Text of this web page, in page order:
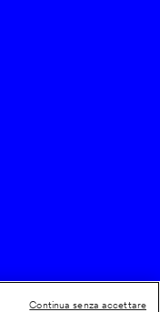
Continua senza accettare